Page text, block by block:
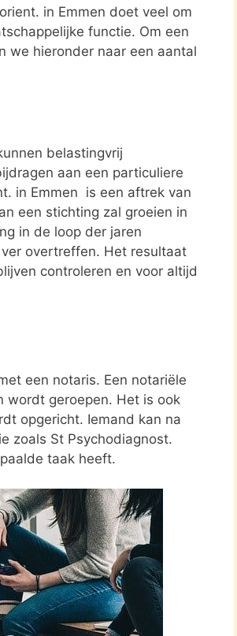
in Emmen doet veel om
functie. Om een
we hieronder naar een aantal
belastingvrij
aan een particuliere
in Emmen is een aftrek van
een stichting zal groeien in
in de loop der jaren
overtreffen. Het resultaat
controleren en voor altijd
een notaris. Een notariële
wordt geroepen. Het is ook
opgericht. Iemand kan na
zoals St Psychodiagnost.
taak heeft.